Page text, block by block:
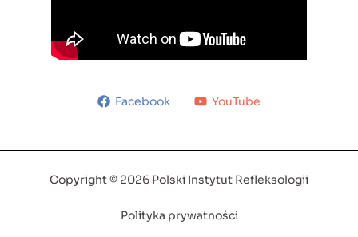
Facebook YouTube
Copyright © 2026 Polski Instytut Refleksologii
Polityka prywatności